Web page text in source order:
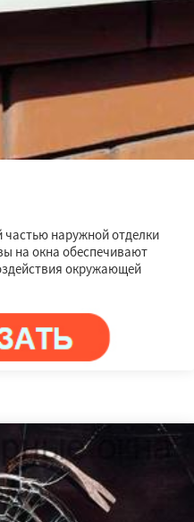
наружной отделки
на окна обеспечивают
окружающей